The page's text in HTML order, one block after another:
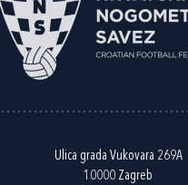
Ulica grada Vukovara 269A
10000 Zagreb